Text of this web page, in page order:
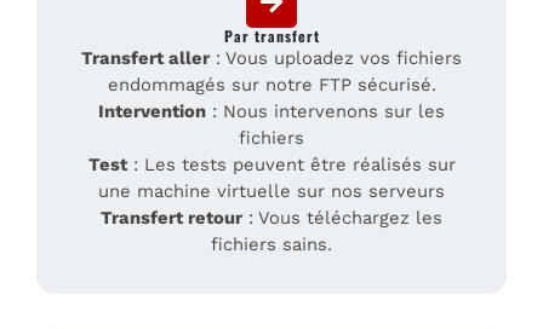
Par transfert
Transfert aller : Vous uploadez vos fichiers
endommagés sur notre FTP sécurisé.
Intervention : Nous intervenons sur les
fichiers
Test: Les tests peuvent être réalisés sur
une machine virtuelle sur nos serveurs
Transfert retour : Vous téléchargez les
fichiers sains.